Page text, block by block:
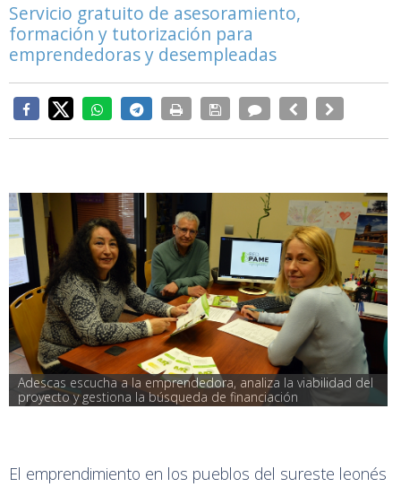
Servicio gratuito de asesoramiento,
formación y tutorización para
emprendedoras y desempleadas
Adescas escucha a la emprendedora, analiza la viabilidad del
proyecto y gestiona la búsqueda de financiación
El emprendimiento en los pueblos del sureste leonés